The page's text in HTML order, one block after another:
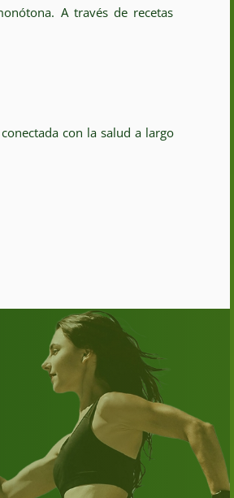
A través de recetas
con la salud a largo